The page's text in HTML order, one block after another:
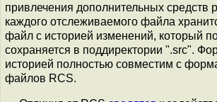
привлечения дополнительных средств
каждого отслеживаемого файла
файл с историей изменений, который
сохраняется в поддиректории ".src".
историей полностью совместим с
файлов RCS.